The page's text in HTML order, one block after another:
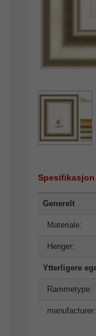
Spesifikasjon
Generelt
Materiale:
Henger:
Ytterligere
Rammetype:
manufacturer: